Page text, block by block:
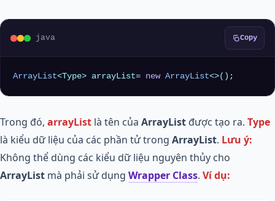
java Copy
ArrayList<Type> arrayList= new ArrayList<>();
Trong đó, arrayList là tên của ArrayList được tạo ra. Type
là kiểu dữ liệu của các phần tử trong ArrayList. Lưu ý:
Không thể dùng các kiểu dữ liệu nguyên thủy cho
ArrayList mà phải sử dụng Wrapper Class. Ví dụ: